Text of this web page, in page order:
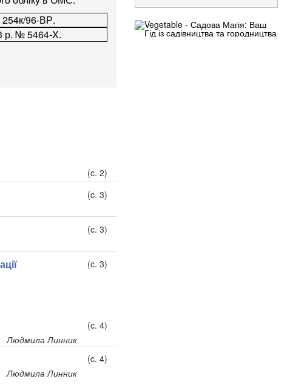
254к/96-ВР.
р. № 5464-X.
(c. 2)
(c. 3)
(c. 3)
(c. 3)
(c. 4)
Людмила Линник
(c. 4)
Людмила Линник